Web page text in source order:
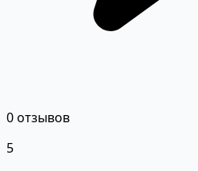
0 отзывов
5